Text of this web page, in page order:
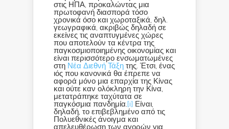
στις ΗΠΑ, προκαλώντας μια
πρωτοφανή διασπορά τόσο
χρονικά όσο και χωροταξικά, δηλ.
γεωγραφικά, ακριβώς δηλαδή σε
εκείνες τις αναπτυγμένες χώρες
που αποτελούν τα κέντρα της
παγκοσμιοποιημένης οικονομίας και
είναι περισσότερο ενσωματωμένες
στη Νέα Διεθνή Τάξη της. Έτσι, ένας
ιός που κανονικά θα έπρεπε να
αφορά μόνο μια επαρχία της Κίνας
και ούτε καν ολόκληρη την Κίνα,
μετατράπηκε ταχύτατα σε
παγκόσμια πανδημία.[i] Είναι,
δηλαδή, το επιβεβλημένο από τις
Πολυεθνικές άνοιγμα και
απελευθέρωση των αγορών για